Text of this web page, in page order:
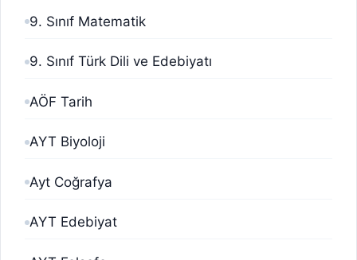
9. Sınıf Matematik
9. Sınıf Türk Dili ve Edebiyatı
AÖF Tarih
AYT Biyoloji
Ayt Coğrafya
AYT Edebiyat